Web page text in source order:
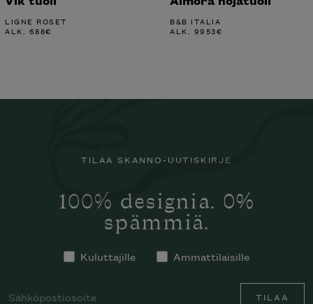
LIGNE ROSET
ALK. 688€
B&B ITALIA
ALK. 9953€
TILAA SKANNO-UUTISKIRJE
100% designia. 0%
spämmiä.
Kuluttajille Ammattilaisille
TILAA